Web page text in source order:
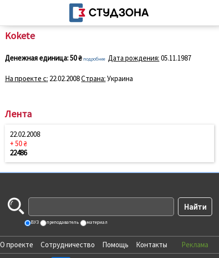
Kokete
Денежная единица:50 ₴ подробнее Дата рождения: 05.11.1987
На проекте с: 22.02.2008Страна: Украина
Лента
22.02.2008
+ 50 ₴
22486
ВУЗ преподаватель материал
О проекте Сотрудничество Помощь Контакты Реклама